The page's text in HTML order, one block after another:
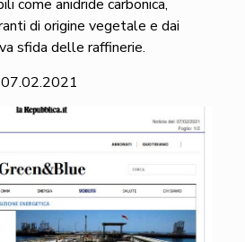
come anidride carbonica,
di origine vegetale e dai
sfida delle raffinerie.